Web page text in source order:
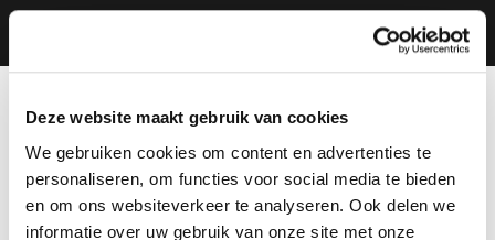
Deze website maakt gebruik van cookies
We gebruiken cookies om content en advertenties te
personaliseren, om functies voor social media te bieden
en om ons websiteverkeer te analyseren. Ook delen we
informatie over uw gebruik van onze site met onze